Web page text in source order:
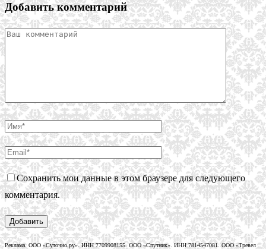
Добавить комментарий
Сохранить мои данные в этом браузере для следующего
комментария.
Реклама. ООО «Суточно.ру». ИНН 7709908155. ООО «Спутник». ИНН 7814547081. ООО «Тревел